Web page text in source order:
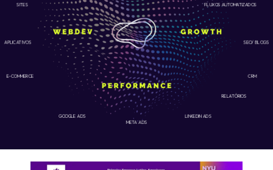
GOOGLE ADS LINKEDIN ADS
APLICATIVOS
SITES
E-COMMERCE
META ADS
CRM
RELATÓRIOS
SEO/ BLOGS
FLUXOS AUTOMATIZADOS